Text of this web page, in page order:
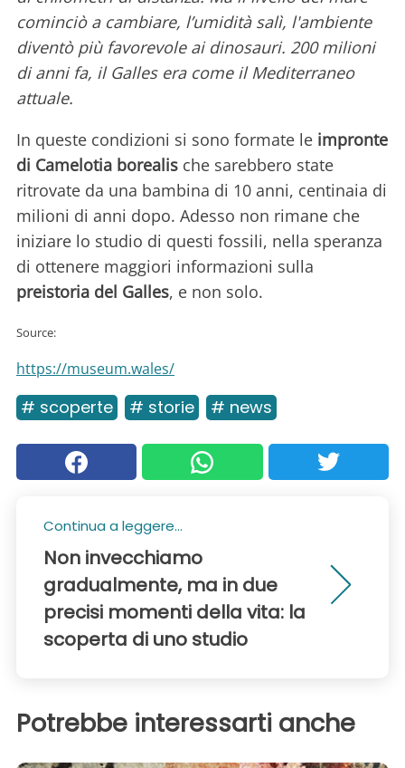
cominciò a cambiare, l’umidità salì, l'ambiente
diventò più favorevole ai dinosauri. 200 milioni
di anni fa, il Galles era come il Mediterraneo
attuale.
In queste condizioni si sono formate le impronte
di Camelotia borealis che sarebbero state
ritrovate da una bambina di 10 anni, centinaia di
milioni di anni dopo. Adesso non rimane che
iniziare lo studio di questi fossili, nella speranza
di ottenere maggiori informazioni sulla
preistoria del Galles, e non solo.
Source:
https://museum.wales/
# scoperte # storie # news
Continua a leggere...
Non invecchiamo
gradualmente, ma in due
precisi momenti della vita: la
scoperta di uno studio
Potrebbe interessarti anche